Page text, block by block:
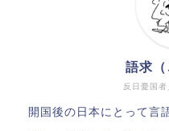
反日憂国
語求（
開国後の日本にとって言